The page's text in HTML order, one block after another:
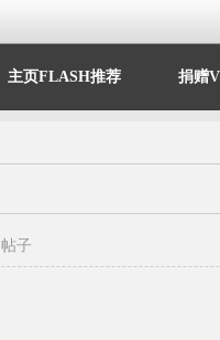
主页FLASH推荐 捐赠
帖子